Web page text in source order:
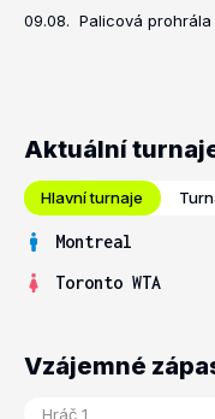
09.08. Palicová
Aktuální
Hlavní turnaje
Montreal
Toronto WTA
Vzájemné